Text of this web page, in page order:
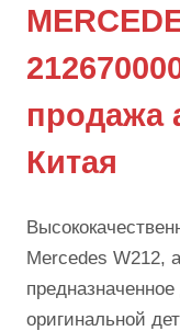
продажа
Китая
Mercedes W212,
оригинальной